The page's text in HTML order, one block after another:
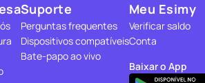
Suporte
Perguntas frequentes
Dispositivos compatíveis
Bate-papo ao vivo
Meu Esimy
Verificar saldo
Conta
Baixar o App